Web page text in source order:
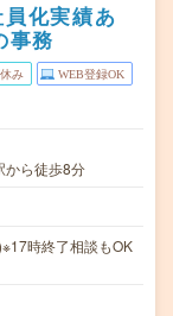
化実績あ
事務
み WEB登録OK
から徒歩8分
時終了相談もOK